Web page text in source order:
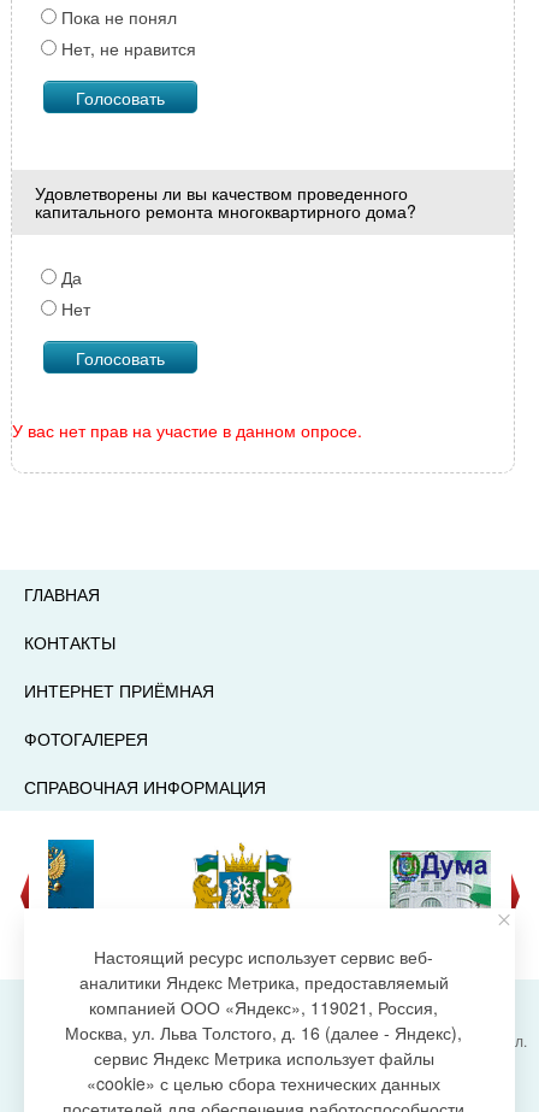
Пока не понял
Нет, не нравится
Удовлетворены ли вы качеством проведенного
капитального ремонта многоквартирного дома?
Да
Нет
У вас нет прав на участие в данном опросе.
ГЛАВНАЯ
КОНТАКТЫ
ИНТЕРНЕТ ПРИЁМНАЯ
ФОТОГАЛЕРЕЯ
СПРАВОЧНАЯ ИНФОРМАЦИЯ
создание сайта
Администрация городского поселения Излучинск, ул.
Энергетиков, 6, пгт. Излучинск, Нижневартовский
район,
Ханты-Мансийский автономный округ-Югра
Настоящий ресурс использует сервис веб-
аналитики Яндекс Метрика, предоставляемый
компанией ООО «Яндекс», 119021, Россия,
Москва, ул. Льва Толстого, д. 16 (далее - Яндекс),
сервис Яндекс Метрика использует файлы
«cookie» с целью сбора технических данных